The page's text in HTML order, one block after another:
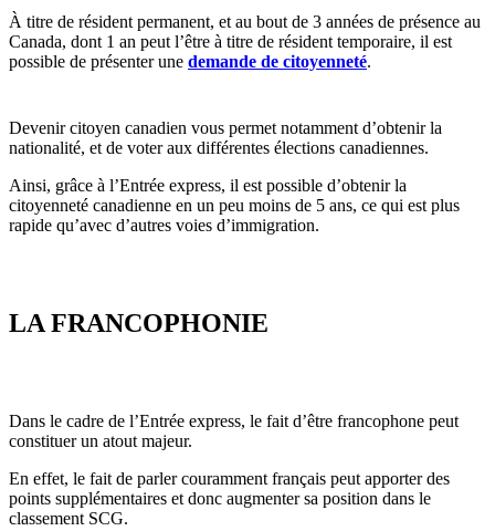
À titre de résident permanent, et au bout de 3 années de présence au
Canada, dont 1 an peut l’être à titre de résident temporaire, il est
possible de présenter une demande de citoyenneté.
Devenir citoyen canadien vous permet notamment d’obtenir la
nationalité, et de voter aux différentes élections canadiennes.
Ainsi, grâce à l’Entrée express, il est possible d’obtenir la
citoyenneté canadienne en un peu moins de 5 ans, ce qui est plus
rapide qu’avec d’autres voies d’immigration.
LA FRANCOPHONIE
Dans le cadre de l’Entrée express, le fait d’être francophone peut
constituer un atout majeur.
En effet, le fait de parler couramment français peut apporter des
points supplémentaires et donc augmenter sa position dans le
classement SCG.